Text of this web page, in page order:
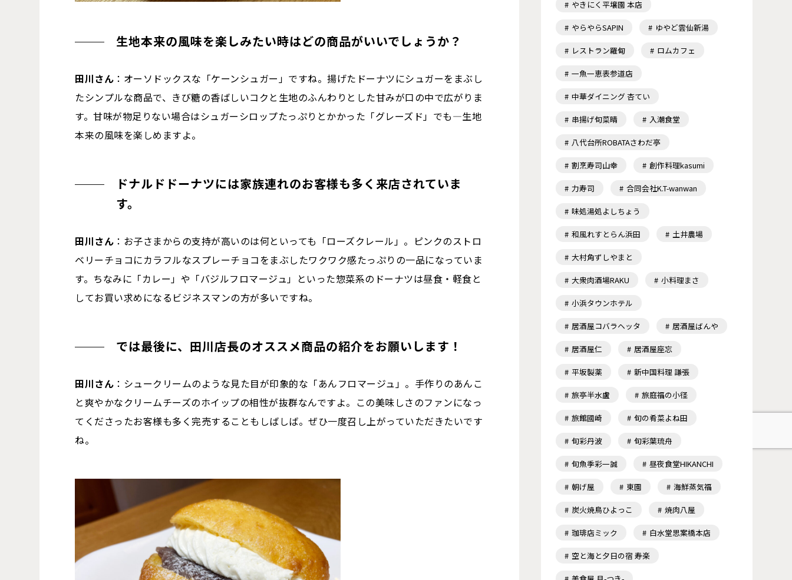
生地本来の風味を楽しみたい時はどの商品がいいでしょうか？
田川さん ：オーソドックスな「ケーンシュガー」ですね。揚げたドーナツにシュガーをまぶし
たシンプルな商品で、きび糖の香ばしいコクと生地のふんわりとした甘みが口の中で広がりま
す。甘味が物足りない場合はシュガーシロップたっぷりとかかった「グレーズド」でも―生地
本来の風味を楽しめますよ。
ドナルドドーナツには家族連れのお客様も多く来店されていま
す。
田川さん ：お子さまからの支持が高いのは何といっても「ローズクレール」。ピンクのストロ
ベリーチョコにカラフルなスプレーチョコをまぶしたワクワク感たっぷりの一品になっていま
す。ちなみに「カレー」や「バジルフロマージュ」といった惣菜系のドーナツは昼食・軽食と
してお買い求めになるビジネスマンの方が多いですね。
では最後に、田川店長のオススメ商品の紹介をお願いします！
田川さん ：シュークリームのような見た目が印象的な「あんフロマージュ」。手作りのあんこ
と爽やかなクリームチーズのホイップの相性が抜群なんですよ。この美味しさのファンになっ
てくださったお客様も多く完売することもしばしば。ぜひ一度召し上がっていただきたいです
ね。
やきにく平壌園 本店
やらやらSAPIN ゆやど雲仙新湯
レストラン羅甸 ロムカフェ
一魚一恵表参道店
中華ダイニング 杏てい
串揚げ旬菜晴 入潮食堂
八代台所ROBATAさわだ亭
割烹寿司山幸 創作料理kasumi
力寿司 合同会社K.T-wanwan
味処湯処よしちょう
和風れすとらん浜田 土井農場
大村角ずしやまと
大衆肉酒場RAKU 小料理まさ
小浜タウンホテル
居酒屋コバラヘッタ 居酒屋ばんや
居酒屋仁 居酒屋座忘
平坂製薬 新中国料理 謙張
旅亭半水盧 旅庭福の小径
旅館國崎 旬の肴菜よね田
旬彩丹波 旬彩葉琉舟
旬魚季彩一誠 昼夜食堂HIKANCHI
朝げ屋 東園 海鮮蒸気福
炭火焼鳥ひよっこ 焼肉八屋
珈琲店ミック 白水堂思案橋本店
空と海と夕日の宿 寿楽